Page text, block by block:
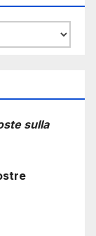
sulla